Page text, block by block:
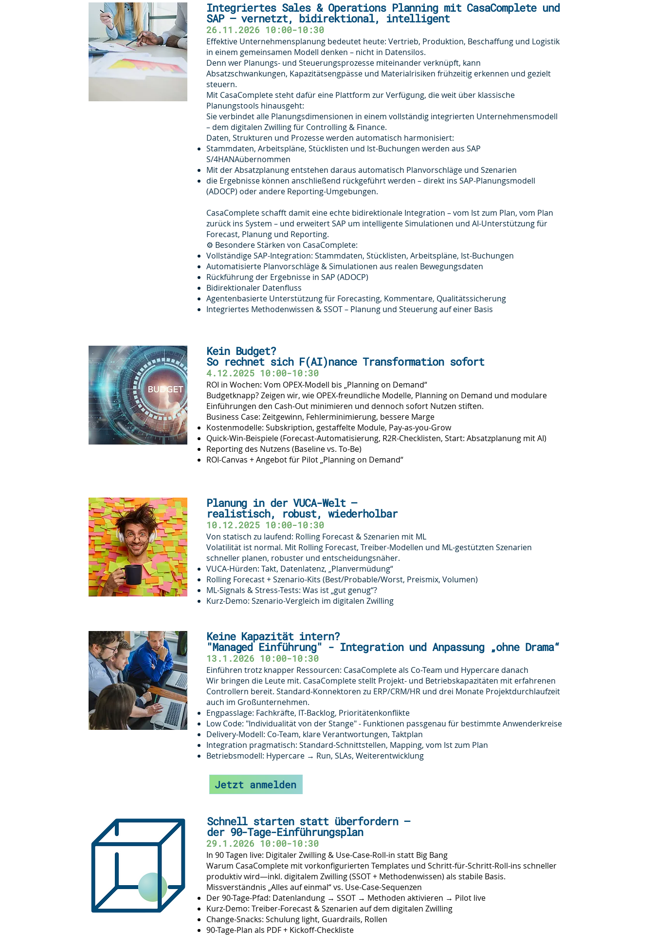
Integriertes Sales & Operations Planning mit CasaComplete und
SAP – vernetzt, bidirektional, intelligent
26.11.2026 10:00-10:30
Effektive Unternehmensplanung bedeutet heute: Vertrieb, Produktion, Beschaffung und Logistik
in einem gemeinsamen Modell denken – nicht in Datensilos.
Denn wer Planungs- und Steuerungsprozesse miteinander verknüpft, kann
Absatzschwankungen, Kapazitätsengpässe und Materialrisiken frühzeitig erkennen und gezielt
steuern.
Mit CasaComplete steht dafür eine Plattform zur Verfügung, die weit über klassische
Planungstools hinausgeht:
Sie verbindet alle Planungsdimensionen in einem vollständig integrierten Unternehmensmodell
– dem digitalen Zwilling für Controlling & Finance.
Daten, Strukturen und Prozesse werden automatisch harmonisiert:
Stammdaten, Arbeitspläne, Stücklisten und Ist-Buchungen werden aus SAP
S/4HANAübernommen
Mit der Absatzplanung entstehen daraus automatisch Planvorschläge und Szenarien
die Ergebnisse können anschließend rückgeführt werden – direkt ins SAP-Planungsmodell
(ADOCP) oder andere Reporting-Umgebungen.
CasaComplete schafft damit eine echte bidirektionale Integration – vom Ist zum Plan, vom Plan
zurück ins System – und erweitert SAP um intelligente Simulationen und AI-Unterstützung für
Forecast, Planung und Reporting.
⚙️ Besondere Stärken von CasaComplete:
Vollständige SAP-Integration: Stammdaten, Stücklisten, Arbeitspläne, Ist-Buchungen
Automatisierte Planvorschläge & Simulationen aus realen Bewegungsdaten
Rückführung der Ergebnisse in SAP (ADOCP)
Bidirektionaler Datenfluss
Agentenbasierte Unterstützung für Forecasting, Kommentare, Qualitätssicherung
Integriertes Methodenwissen & SSOT – Planung und Steuerung auf einer Basis
Kein Budget?
So rechnet sich F(AI)nance Transformation sofort
4.12.2025 10:00-10:30
ROI in Wochen: Vom OPEX-Modell bis „Planning on Demand“
Budgetknapp? Zeigen wir, wie OPEX-freundliche Modelle, Planning on Demand und modulare
Einführungen den Cash-Out minimieren und dennoch sofort Nutzen stiften.
Business Case: Zeitgewinn, Fehlerminimierung, bessere Marge
Kostenmodelle: Subskription, gestaffelte Module, Pay-as-you-Grow
Quick-Win-Beispiele (Forecast-Automatisierung, R2R-Checklisten, Start: Absatzplanung mit AI)
Reporting des Nutzens (Baseline vs. To-Be)
ROI-Canvas + Angebot für Pilot „Planning on Demand“
Planung in der VUCA-Welt –
realistisch, robust, wiederholbar
10.12.2025 10:00-10:30
Von statisch zu laufend: Rolling Forecast & Szenarien mit ML
Volatilität ist normal. Mit Rolling Forecast, Treiber-Modellen und ML-gestützten Szenarien
schneller planen, robuster und entscheidungsnäher.
VUCA-Hürden: Takt, Datenlatenz, „Planvermüdung“
Rolling Forecast + Szenario-Kits (Best/Probable/Worst, Preismix, Volumen)
ML-Signals & Stress-Tests: Was ist „gut genug“?
Kurz-Demo: Szenario-Vergleich im digitalen Zwilling
Keine Kapazität intern?
"Managed Einführung" - Integration und Anpassung „ohne Drama“
13.1.2026 10:00-10:30
Einführen trotz knapper Ressourcen: CasaComplete als Co-Team und Hypercare danach
Wir bringen die Leute mit. CasaComplete stellt Projekt- und Betriebskapazitäten mit erfahrenen
Controllern bereit. Standard-Konnektoren zu ERP/CRM/HR und drei Monate Projektdurchlaufzeit
auch im Großunternehmen.
Engpasslage: Fachkräfte, IT-Backlog, Prioritätenkonflikte
Low Code: "Individualität von der Stange" - Funktionen passgenau für bestimmte Anwenderkreise
Delivery-Modell: Co-Team, klare Verantwortungen, Taktplan
Integration pragmatisch: Standard-Schnittstellen, Mapping, vom Ist zum Plan
Betriebsmodell: Hypercare → Run, SLAs, Weiterentwicklung
Jetzt anmelden
Schnell starten statt überfordern –
der 90-Tage-Einführungsplan
29.1.2026 10:00-10:30
In 90 Tagen live: Digitaler Zwilling & Use-Case-Roll-in statt Big Bang
Warum CasaComplete mit vorkonfigurierten Templates und Schritt-für-Schritt-Roll-ins schneller
produktiv wird—inkl. digitalem Zwilling (SSOT + Methodenwissen) als stabile Basis.
Missverständnis „Alles auf einmal“ vs. Use-Case-Sequenzen
Der 90-Tage-Pfad: Datenlandung → SSOT → Methoden aktivieren → Pilot live
Kurz-Demo: Treiber-Forecast & Szenarien auf dem digitalen Zwilling
Change-Snacks: Schulung light, Guardrails, Rollen
90-Tage-Plan als PDF + Kickoff-Checkliste